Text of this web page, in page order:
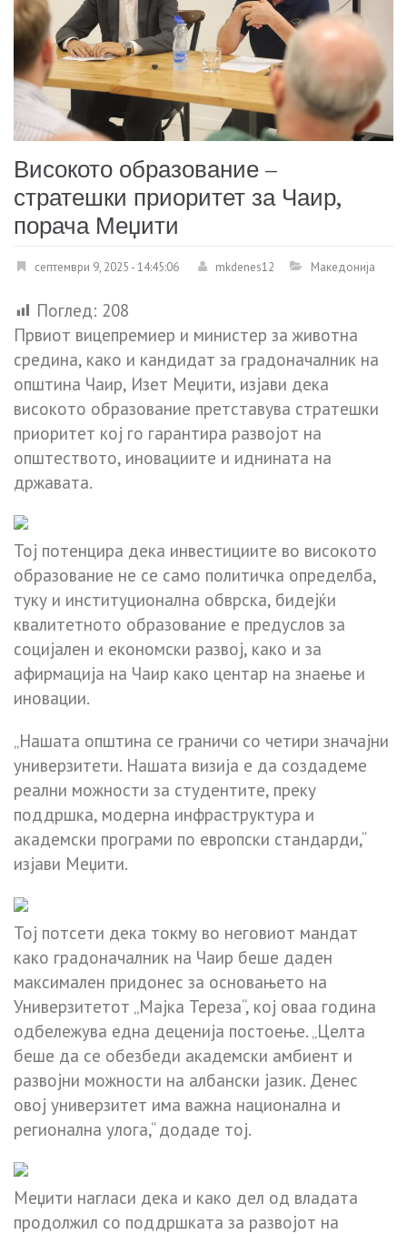
Високото образование –
стратешки приоритет за Чаир,
порача Меџити
септември 9, 2025 - 14:45:06 mkdenes12 Македонија
Поглед: 208
Првиот вицепремиер и министер за животна
средина, како и кандидат за градоначалник на
општина Чаир, Изет Меџити, изјави дека
високото образование претставува стратешки
приоритет кој го гарантира развојот на
општеството, иновациите и иднината на
државата.
Тој потенцира дека инвестициите во високото
образование не се само политичка определба,
туку и институционална обврска, бидејќи
квалитетното образование е предуслов за
социјален и економски развој, како и за
афирмација на Чаир како центар на знаење и
иновации.
„Нашата општина се граничи со четири значајни
универзитети. Нашата визија е да создадеме
реални можности за студентите, преку
поддршка, модерна инфраструктура и
академски програми по европски стандарди,“
изјави Меџити.
Тој потсети дека токму во неговиот мандат
како градоначалник на Чаир беше даден
максимален придонес за основањето на
Универзитетот „Мајка Тереза“, кој оваа година
одбележува една деценија постоење. „Целта
беше да се обезбеди академски амбиент и
развојни можности на албански јазик. Денес
овој универзитет има важна национална и
регионална улога,“ додаде тој.
Меџити нагласи дека и како дел од владата
продолжил со поддршката за развојот на